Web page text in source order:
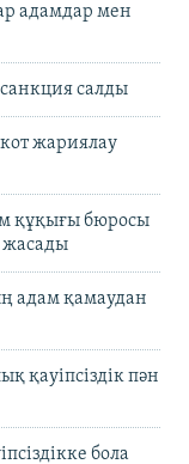
адамдар мен
салды
жариялау
құқығы бюросы
адам қамаудан
қауіпсіздік пән
бола